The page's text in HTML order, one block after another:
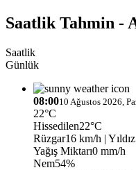
Saatlik Tahmin -
Saatlik
Günlük
08:0010 Ağustos 2026,
22°C
Hissedilen22°C
Rüzgar16 km/h |
Yağış Miktarı0 mm/h
Nem54%